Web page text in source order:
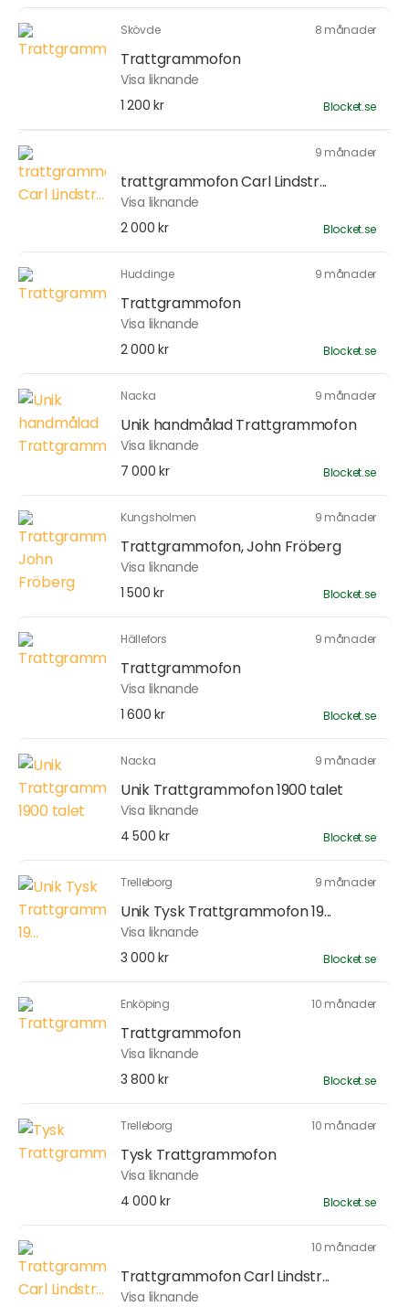
Skövde 8 månader
Trattgrammofon
Visa liknande
1 200 kr
Blocket.se
9 månader
trattgrammofon Carl Lindstr...
Visa liknande
2 000 kr
Blocket.se
Huddinge 9 månader
Trattgrammofon
Visa liknande
2 000 kr
Blocket.se
Nacka 9 månader
Unik handmålad Trattgrammofon
Visa liknande
7 000 kr
Blocket.se
Kungsholmen 9 månader
Trattgrammofon, John Fröberg
Visa liknande
1 500 kr
Blocket.se
Hällefors 9 månader
Trattgrammofon
Visa liknande
1 600 kr
Blocket.se
Nacka 9 månader
Unik Trattgrammofon 1900 talet
Visa liknande
4 500 kr
Blocket.se
Trelleborg 9 månader
Unik Tysk Trattgrammofon 19...
Visa liknande
3 000 kr
Blocket.se
Enköping 10 månader
Trattgrammofon
Visa liknande
3 800 kr
Blocket.se
Trelleborg 10 månader
Tysk Trattgrammofon
Visa liknande
4 000 kr
Blocket.se
10 månader
Trattgrammofon Carl Lindstr...
Visa liknande